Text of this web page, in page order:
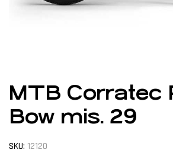
MTB Corratec
Bow mis. 29
SKU: 12120